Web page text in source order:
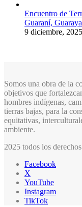
Encuentro de
Guaraní,
9 diciembre, 2025
Somos una obra de la
objetivos que
hombres indígenas,
tierras bajas, para la
equitativas,
ambiente.
2025 todos los
Facebook
X
YouTube
Instagram
TikTok